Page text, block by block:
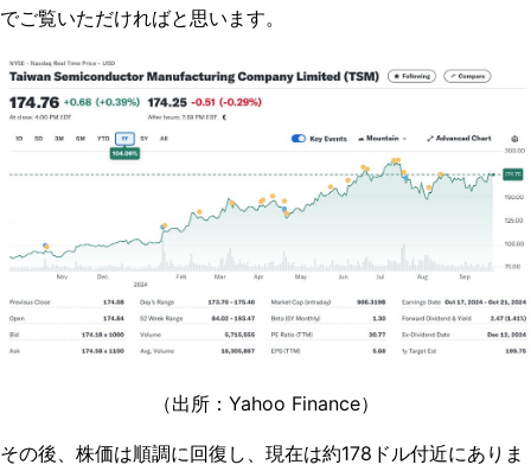
でご覧いただければと思います。
（出所：Yahoo Finance）
その後、株価は順調に回復し、現在は約178ドル付近にありま